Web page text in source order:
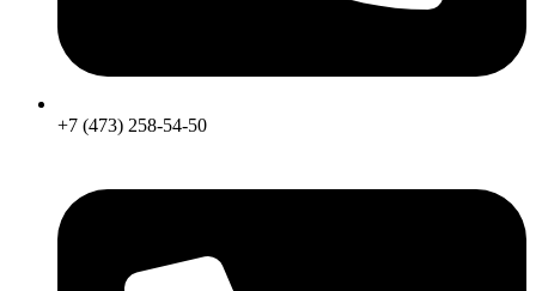
+7 (473) 258-54-50